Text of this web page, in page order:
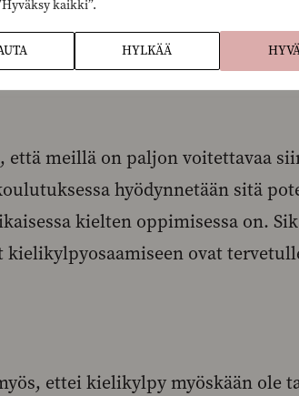
kaikki”.
HYLKÄÄ
vahvistavat oppilaiden
meillä on paljon voitettavaa
hyödynnetään sitä
kielten oppimisessa on.
ovat
ettei kielikylpy myöskään ole